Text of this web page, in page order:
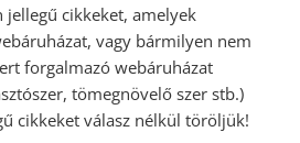
cikkeket, amelyek
vagy bármilyen nem
forgalmazó webáruházat
tömegnövelő szer stb.)
cikkeket válasz nélkül töröljük!